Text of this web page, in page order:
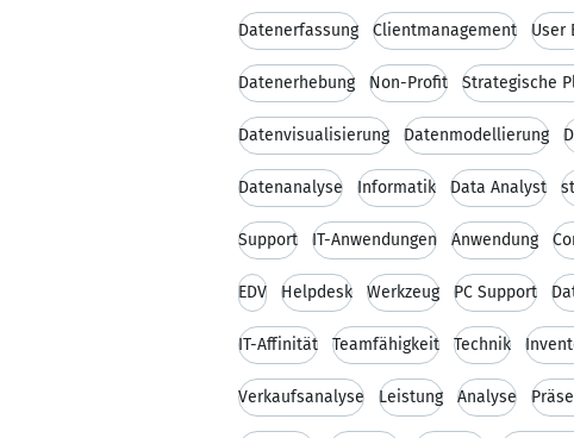
Datenerfassung Clientmanagement User
Datenerhebung Non-Profit Strategische
Datenvisualisierung Datenmodellierung
Datenanalyse Informatik Data Analyst
Support IT-Anwendungen Anwendung
EDV Helpdesk Werkzeug PC Support
IT-Affinität Teamfähigkeit Technik
Verkaufsanalyse Leistung Analyse